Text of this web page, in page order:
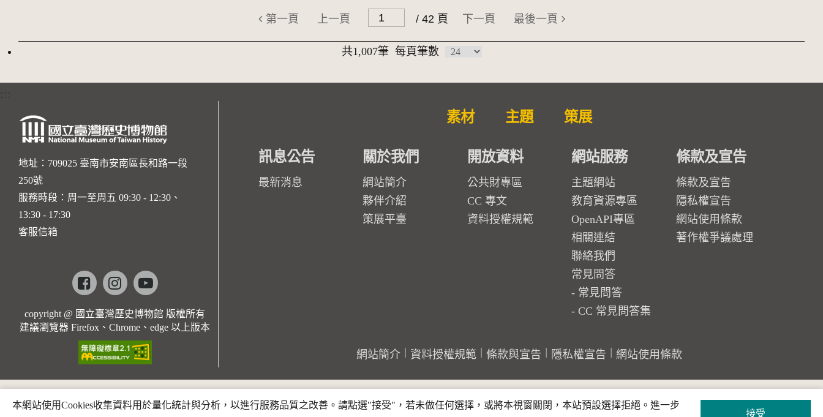
第一頁 上一頁 / 42 頁 下一頁 最後一頁
共1,007筆 每頁筆數
:::
地址：709025 臺南市安南區長和路一段
250號
服務時段：周一至周五 09:30 - 12:30、
13:30 - 17:30
客服信箱
Facebookinstagramyoutube
copyright @ 國立臺灣歷史博物館 版權所有
建議瀏覽器 Firefox、Chrome、edge 以上版本
素材 主題 策展
訊息公告
最新消息
關於我們
網站簡介
夥伴介紹
策展平臺
開放資料
公共財專區
CC 專文
資料授權規範
網站服務
主題網站
教育資源專區
OpenAPI專區
相關連結
聯絡我們
常見問答
常見問答
CC 常見問答集
條款及宣告
條款及宣告
隱私權宣告
網站使用條款
著作權爭議處理
網站簡介 資料授權規範 條款與宣告 隱私權宣告 網站使用條款
本網站使用Cookies收集資料用於量化統計與分析，以進行服務品質之改善。請點選"接受"，若未做任何選擇，或將本視窗關閉，本站預設選擇拒絕。進一步
接受